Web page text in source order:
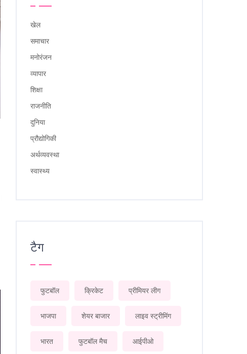
खेल
समाचार
मनोरंजन
व्यापार
शिक्षा
राजनीति
दुनिया
प्रौद्योगिकी
अर्थव्यवस्था
स्वास्थ्य
टैग
फुटबॉल क्रिकेट प्रीमियर लीग
भाजपा शेयर बाजार लाइव स्ट्रीमिंग
भारत फुटबॉल मैच आईपीओ